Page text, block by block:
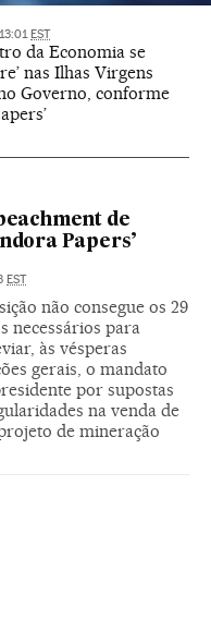
EST
da Economia se
nas Ilhas Virgens
Governo, conforme
de
Papers’
EST
não consegue os 29
necessários para
às vésperas
gerais, o mandato
por supostas
na venda de
de mineração